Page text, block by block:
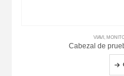
VIAVI ,
Cabezal de